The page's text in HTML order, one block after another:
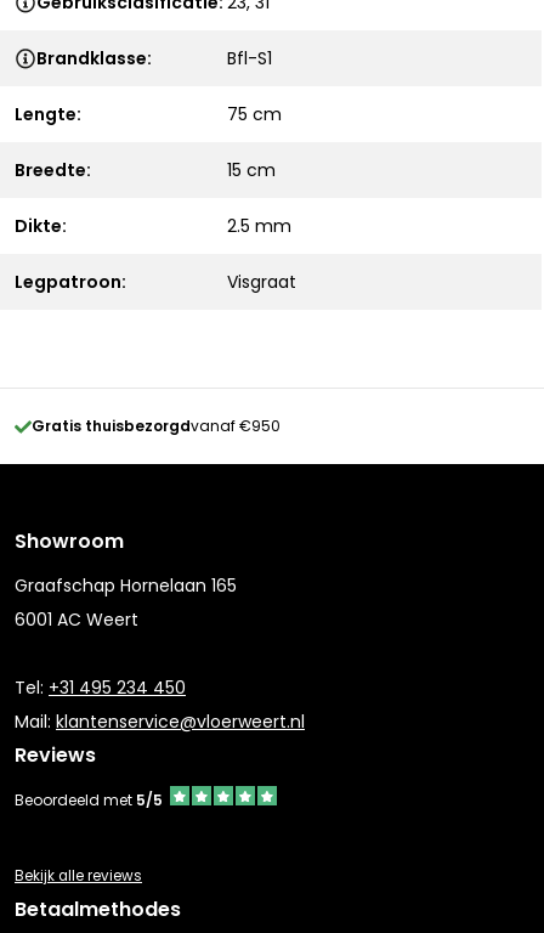
Brandklasse: Bfl-S1
Lengte: 75 cm
Breedte: 15 cm
Dikte: 2.5 mm
Legpatroon: Visgraat
Gratis thuisbezorgdvanaf €950
Showroom
Graafschap Hornelaan 165
6001 AC Weert
Tel: +31 495 234 450
Mail: klantenservice@vloerweert.nl
Reviews
Beoordeeld met 5/5
Bekijk alle reviews
Betaalmethodes